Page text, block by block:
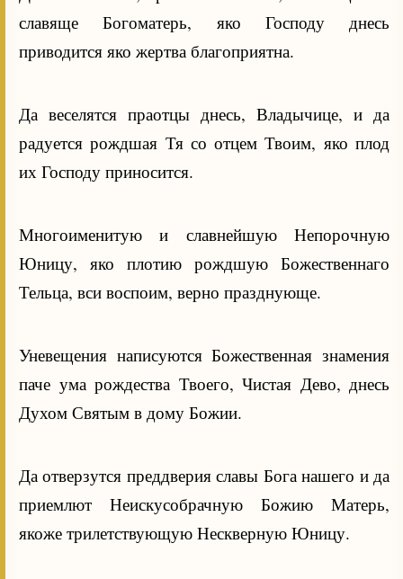
славяще Богоматерь, яко Господу днесь
приводится яко жертва благоприятна.
Да веселятся праотцы днесь, Владычице, и да
радуется рождшая Тя со отцем Твоим, яко плод
их Господу приносится.
Многоименитую и славнейшую Непорочную
Юницу, яко плотию рождшую Божественнаго
Тельца, вси воспоим, верно празднующе.
Уневещения написуются Божественная знамения
паче ума рождества Твоего, Чистая Дево, днесь
Духом Святым в дому Божии.
Да отверзутся преддверия славы Бога нашего и да
приемлют Неискусобрачную Божию Матерь,
якоже трилетствующую Нескверную Юницу.